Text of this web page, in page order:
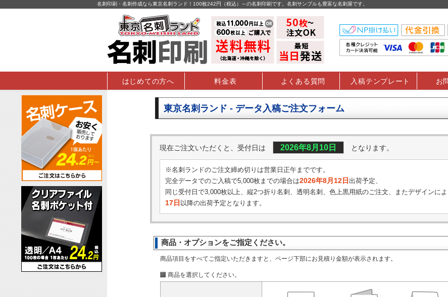
名刺印刷・名刺作成なら東京名刺ランド！100枚242円（税込）～の名刺印刷です。名刺サンプルも豊富な名刺屋です。
はじめての方へ 料金表 よくある質問 入稿テンプレート お
東京名刺ランド - データ入稿ご注文フォーム
現在ご注文いただくと、受付日は 2026年8月10日 となります。
※名刺ランドのご注文締め切りは営業日正午までです。
完全データでのご入稿で5,000枚までの場合は2026年8月12日 出荷予定、
同じ受付日で3,000枚以上、縦2つ折り名刺、透明名刺、 色上黒用紙のご注文、またデザインによ
17日 以降の出荷予定となります。
商品・オプションをご指定ください。
商品項目をすべてご指定いただきますと、ページ下部にお見積り金額が表示されます。
商品を選択してください。